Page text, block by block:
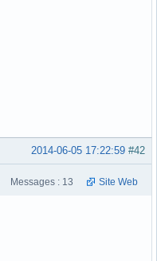
#42
2014-06-05 17:22:59
Messages : 13 Site Web